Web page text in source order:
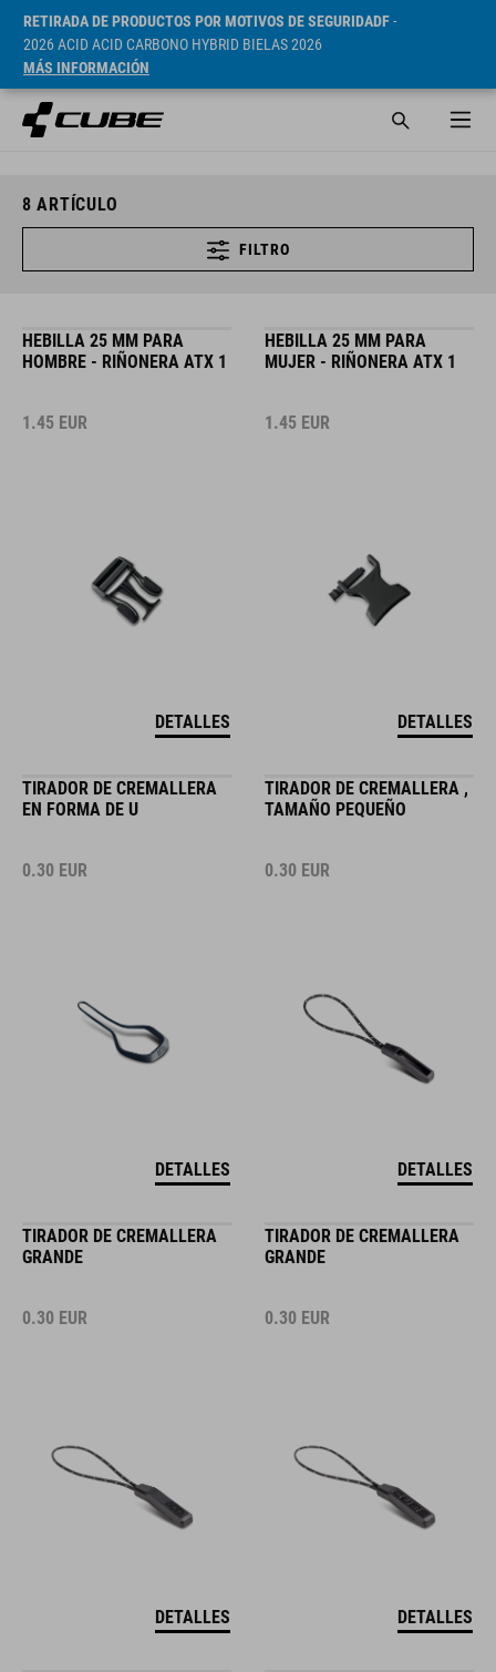
RETIRADA DE PRODUCTOS POR MOTIVOS DE SEGURIDADF-
2026 ACID ACID CARBONO HYBRID BIELAS 2026
MÁS INFORMACIÓN
8 ARTÍCULO
FILTRO
HEBILLA 25 MM PARA
HOMBRE - RIÑONERA ATX 1
1.45 EUR
DETALLES
HEBILLA 25 MM PARA
MUJER - RIÑONERA ATX 1
1.45 EUR
DETALLES
TIRADOR DE CREMALLERA
EN FORMA DE U
0.30 EUR
DETALLES
TIRADOR DE CREMALLERA ,
TAMAÑO PEQUEÑO
0.30 EUR
DETALLES
TIRADOR DE CREMALLERA
GRANDE
0.30 EUR
DETALLES
TIRADOR DE CREMALLERA
GRANDE
0.30 EUR
DETALLES